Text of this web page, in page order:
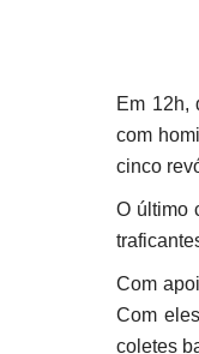
Em 12h,
com
cinco
O último
Com
Com
coletes